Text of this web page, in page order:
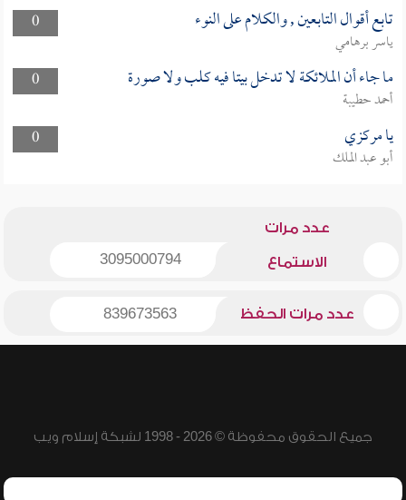
0
تابع أقوال التابعين , والكلام على النوء
ياسر برهامي
0
ما جاء أن الملائكة لا تدخل بيتا فيه كلب ولا صورة
أحمد حطيبة
0
يا مركزي
أبو عبد الملك
عدد مرات
الاستماع 3095000794
عدد مرات الحفظ 839673563
جميع الحقوق محفوظة © 2026 - 1998 لشبكة إسلام ويب